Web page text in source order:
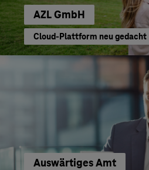
AZL GmbH
Cloud-Plattform neu gedacht
Auswärtiges Amt